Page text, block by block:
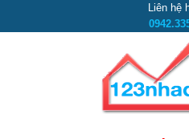
Liên hệ